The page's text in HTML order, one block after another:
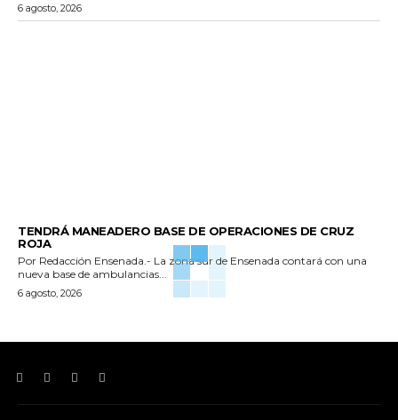
6 agosto, 2026
TENDRÁ MANEADERO BASE DE OPERACIONES DE CRUZ
ROJA
Por Redacción Ensenada.- La zona sur de Ensenada contará con una
nueva base de ambulancias...
6 agosto, 2026